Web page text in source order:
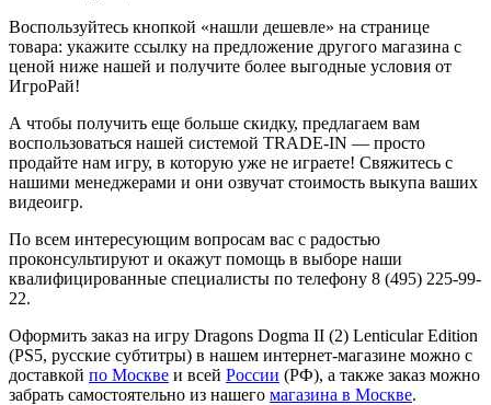
Воспользуйтесь кнопкой «нашли дешевле» на странице
товара: укажите ссылку на предложение другого магазина с
ценой ниже нашей и получите более выгодные условия от
ИгроРай!
А чтобы получить еще больше скидку, предлагаем вам
воспользоваться нашей системой TRADE-IN — просто
продайте нам игру, в которую уже не играете! Свяжитесь с
нашими менеджерами и они озвучат стоимость выкупа ваших
видеоигр.
По всем интересующим вопросам вас с радостью
проконсультируют и окажут помощь в выборе наши
квалифицированные специалисты по телефону 8 (495) 225-99-
22.
Оформить заказ на игру Dragons Dogma II (2) Lenticular Edition
(PS5, русские субтитры) в нашем интернет-магазине можно с
доставкой по Москве и всей России (РФ), а также заказ можно
забрать самостоятельно из нашего магазина в Москве.